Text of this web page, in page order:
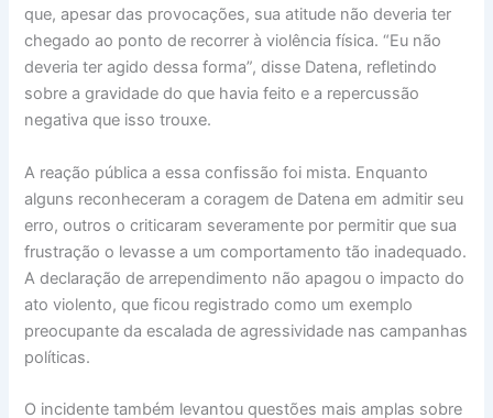
que, apesar das provocações, sua atitude não deveria ter
chegado ao ponto de recorrer à violência física. “Eu não
deveria ter agido dessa forma”, disse Datena, refletindo
sobre a gravidade do que havia feito e a repercussão
negativa que isso trouxe.
A reação pública a essa confissão foi mista. Enquanto
alguns reconheceram a coragem de Datena em admitir seu
erro, outros o criticaram severamente por permitir que sua
frustração o levasse a um comportamento tão inadequado.
A declaração de arrependimento não apagou o impacto do
ato violento, que ficou registrado como um exemplo
preocupante da escalada de agressividade nas campanhas
políticas.
O incidente também levantou questões mais amplas sobre